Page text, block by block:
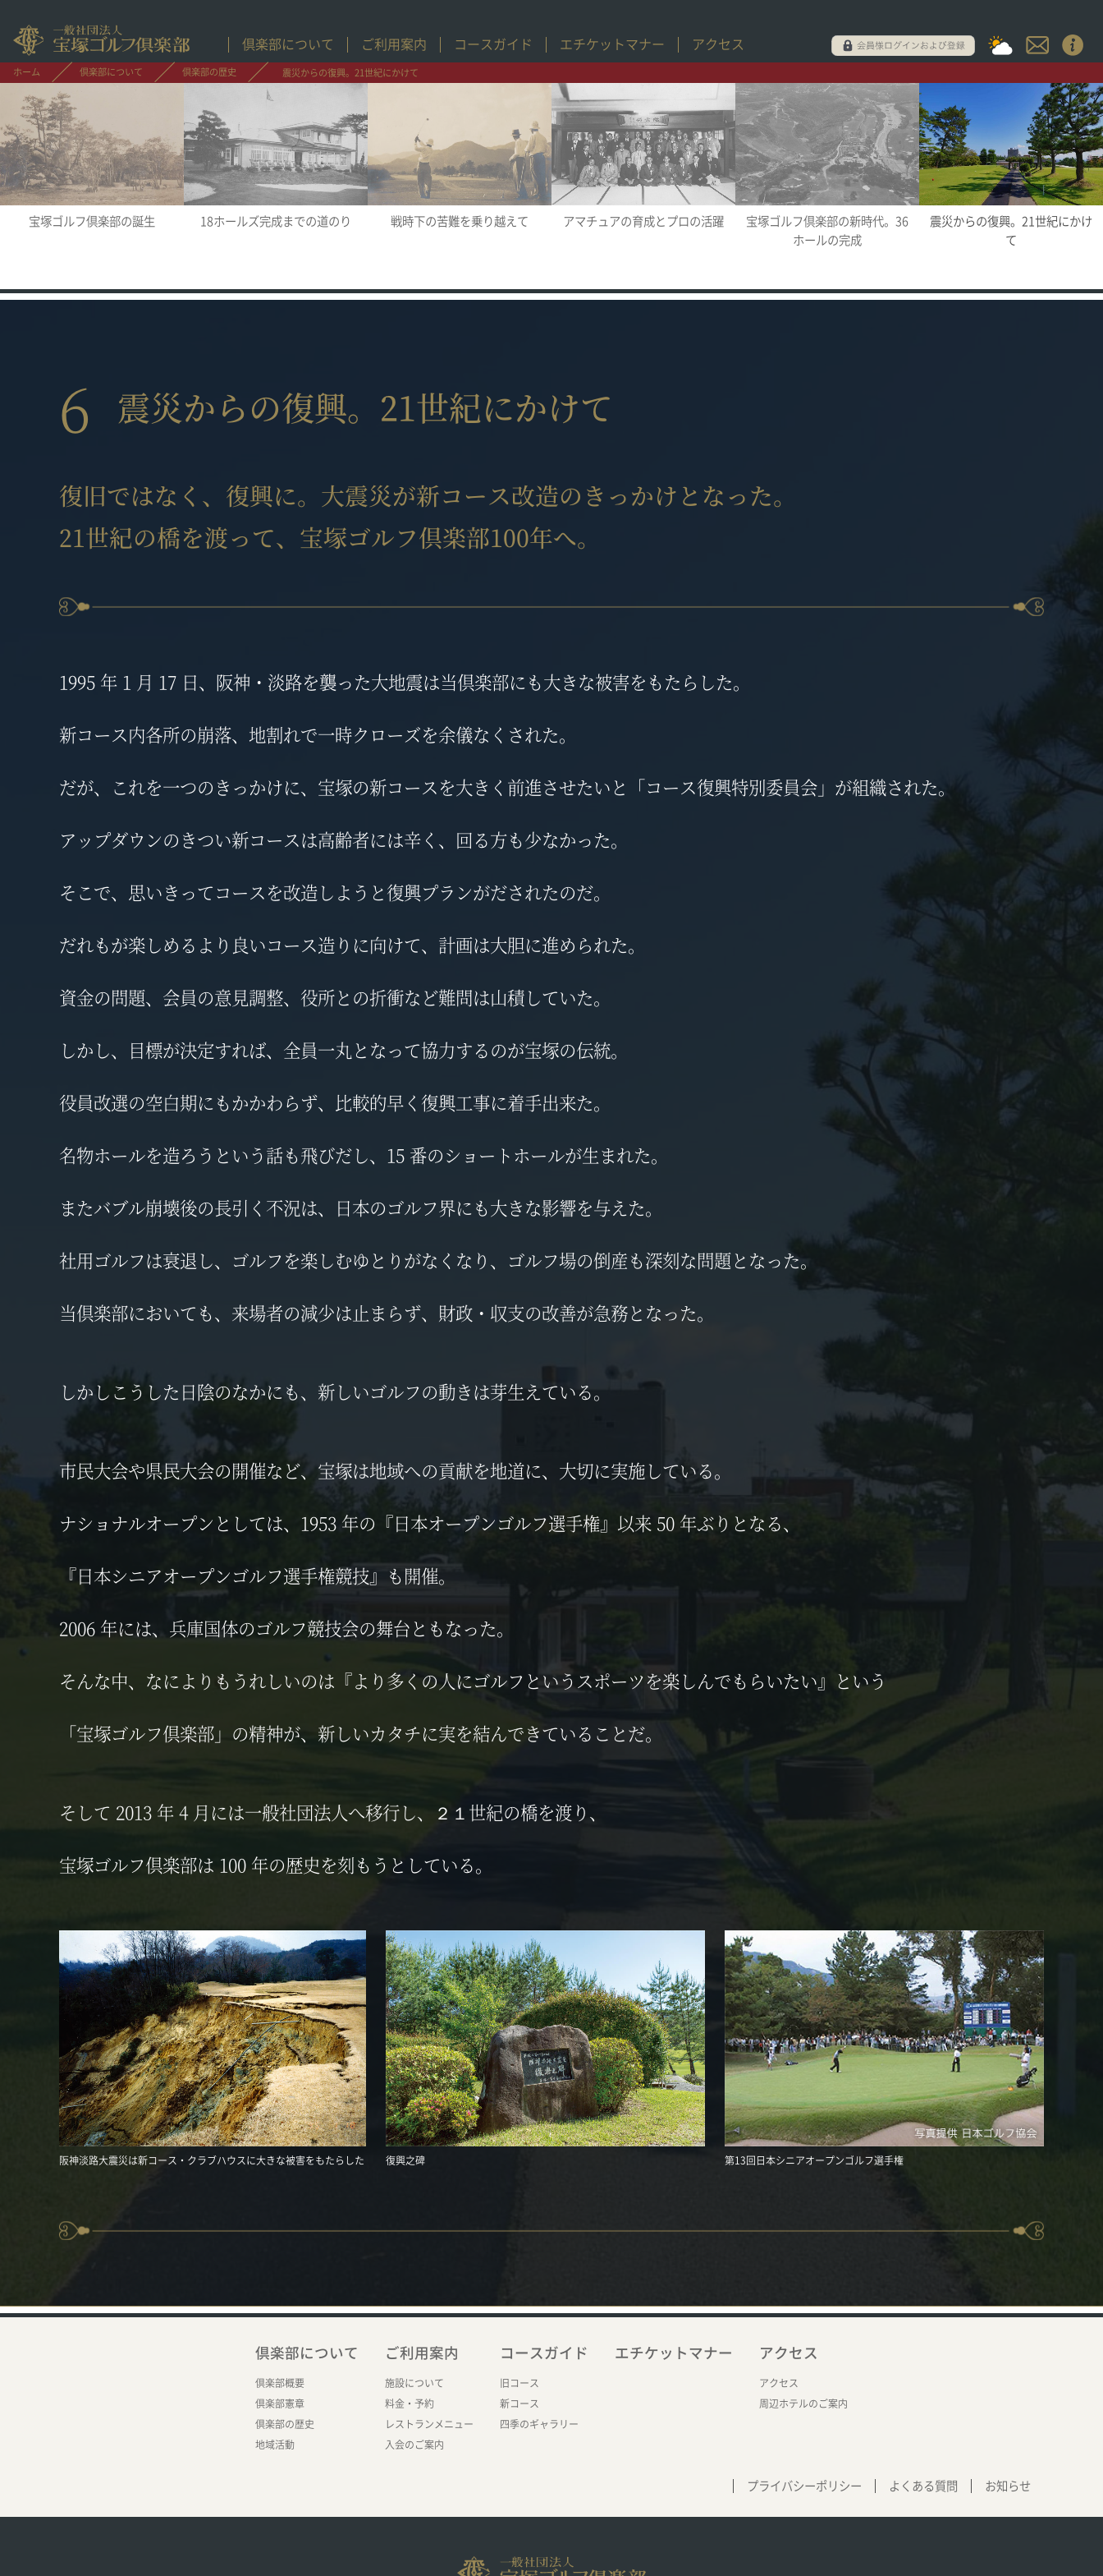
倶楽部について ご利用案内 コースガイド エチケットマナー アクセス
ホーム 倶楽部について 倶楽部の歴史 震災からの復興。21世紀にかけて
宝塚ゴルフ倶楽部の誕生 18ホールズ完成までの道のり 戦時下の苦難を乗り越えて アマチュアの育成とプロの活躍
宝塚ゴルフ倶楽部の新時代。36
ホールの完成
震災からの復興。21世紀にかけ
て
6 震災からの復興。21世紀にかけて
復旧ではなく、復興に。大震災が新コース改造のきっかけとなった。
21世紀の橋を渡って、宝塚ゴルフ倶楽部100年へ。
1995 年 1 月 17 日、阪神・淡路を襲った大地震は当倶楽部にも大きな被害をもたらした。
新コース内各所の崩落、地割れで一時クローズを余儀なくされた。
だが、これを一つのきっかけに、宝塚の新コースを大きく前進させたいと「コース復興特別委員会」が組織された。
アップダウンのきつい新コースは高齢者には辛く、回る方も少なかった。
そこで、思いきってコースを改造しようと復興プランがだされたのだ。
だれもが楽しめるより良いコース造りに向けて、計画は大胆に進められた。
資金の問題、会員の意見調整、役所との折衝など難問は山積していた。
しかし、目標が決定すれば、全員一丸となって協力するのが宝塚の伝統。
役員改選の空白期にもかかわらず、比較的早く復興工事に着手出来た。
名物ホールを造ろうという話も飛びだし、15 番のショートホールが生まれた。
またバブル崩壊後の長引く不況は、日本のゴルフ界にも大きな影響を与えた。
社用ゴルフは衰退し、ゴルフを楽しむゆとりがなくなり、ゴルフ場の倒産も深刻な問題となった。
当倶楽部においても、来場者の減少は止まらず、財政・収支の改善が急務となった。
しかしこうした日陰のなかにも、新しいゴルフの動きは芽生えている。
市民大会や県民大会の開催など、宝塚は地域への貢献を地道に、大切に実施している。
ナショナルオープンとしては、1953 年の『日本オープンゴルフ選手権』以来 50 年ぶりとなる、
『日本シニアオープンゴルフ選手権競技』も開催。
2006 年には、兵庫国体のゴルフ競技会の舞台ともなった。
そんな中、なによりもうれしいのは『より多くの人にゴルフというスポーツを楽しんでもらいたい』という
「宝塚ゴルフ倶楽部」の精神が、新しいカタチに実を結んできていることだ。
そして 2013 年 4 月には一般社団法人へ移行し、２１世紀の橋を渡り、
宝塚ゴルフ倶楽部は 100 年の歴史を刻もうとしている。
阪神淡路大震災は新コース・クラブハウスに大きな被害をもたらした 復興之碑 第13回日本シニアオープンゴルフ選手権
倶楽部について
倶楽部概要
倶楽部憲章
倶楽部の歴史
地域活動
ご利用案内
施設について
料金・予約
レストランメニュー
入会のご案内
コースガイド
旧コース
新コース
四季のギャラリー
エチケットマナー アクセス
アクセス
周辺ホテルのご案内
プライバシーポリシー よくある質問 お知らせ